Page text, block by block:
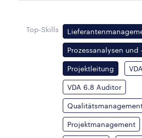
Top-Skills
Prozessanalysen
Projektleitung
VDA 6.8 Auditor
Projektmanagement